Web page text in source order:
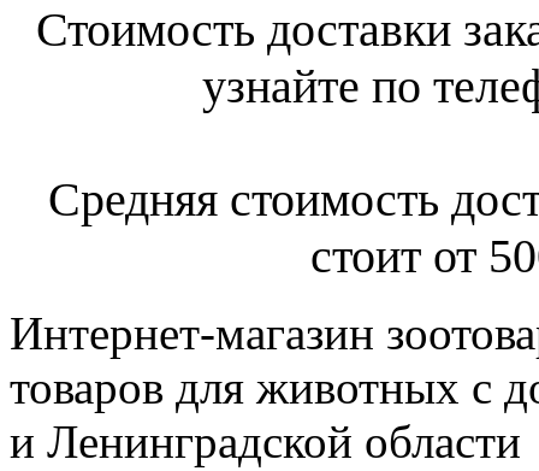
Стоимость доставки
узнайте по
Средняя стоимость
стоит от
Интернет-магазин
товаров для животных с
и Ленинградской области